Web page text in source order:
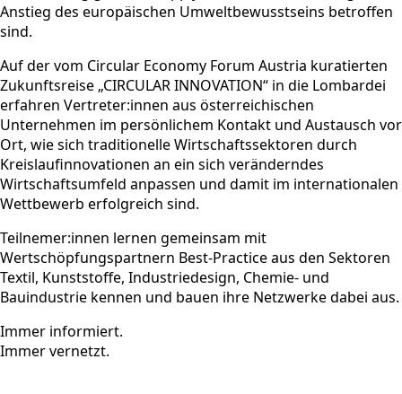
Anstieg des europäischen Umweltbewusstseins betroffen
sind.
Auf der vom Circular Economy Forum Austria kuratierten
Zukunftsreise „CIRCULAR INNOVATION“ in die Lombardei
erfahren Vertreter:innen aus österreichischen
Unternehmen im persönlichem Kontakt und Austausch vor
Ort, wie sich traditionelle Wirtschaftssektoren durch
Kreislaufinnovationen an ein sich veränderndes
Wirtschaftsumfeld anpassen und damit im internationalen
Wettbewerb erfolgreich sind.
Teilnemer:innen lernen gemeinsam mit
Wertschöpfungspartnern Best-Practice aus den Sektoren
Textil, Kunststoffe, Industriedesign, Chemie- und
Bauindustrie kennen und bauen ihre Netzwerke dabei aus.
Immer informiert.
Immer vernetzt.